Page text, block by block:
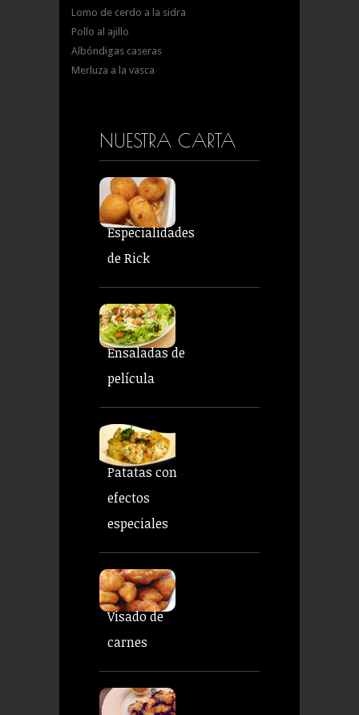
Lomo de cerdo a la sidra
Pollo al ajillo
Albóndigas caseras
Merluza a la vasca
NUESTRA CARTA
Especialidades
de Rick
Ensaladas de
película
Patatas con
efectos
especiales
Visado de
carnes